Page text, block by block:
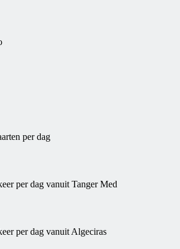
per dag
per dag vanuit Tanger Med
per dag vanuit Algeciras